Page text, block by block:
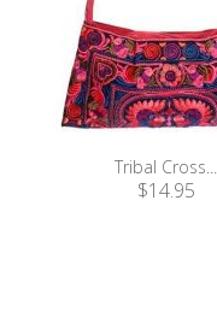
Tribal Cross...
$14.95